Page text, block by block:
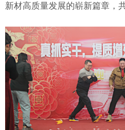
新材高质量发展的崭新篇章，